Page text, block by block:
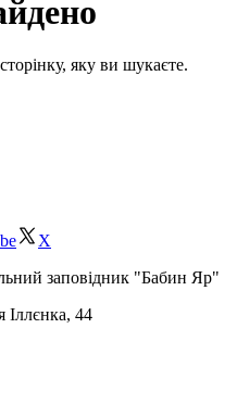
яку ви шукаєте.
X
заповідник "Бабин Яр"
Іллєнка, 44